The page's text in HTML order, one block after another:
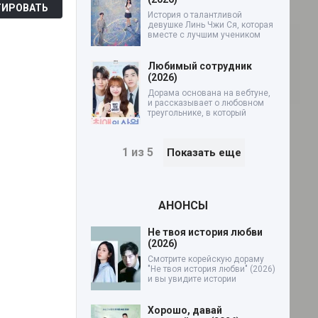
История о талантливой
девушке Линь Чжи Ся, которая
вместе с лучшим учеником
Любимый сотрудник
(2026)
Дорама основана на вебтуне,
и рассказывает о любовном
треугольнике, в который
1 из 5 Показать еще
АНОНСЫ
Не твоя история любви
(2026)
Смотрите корейскую дораму
"Не твоя история любви" (2026)
и вы увидите истории
Хорошо, давай